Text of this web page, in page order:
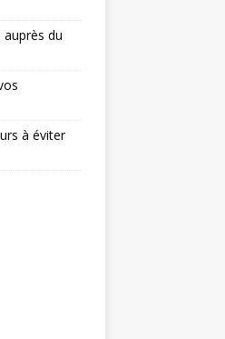
du
à éviter